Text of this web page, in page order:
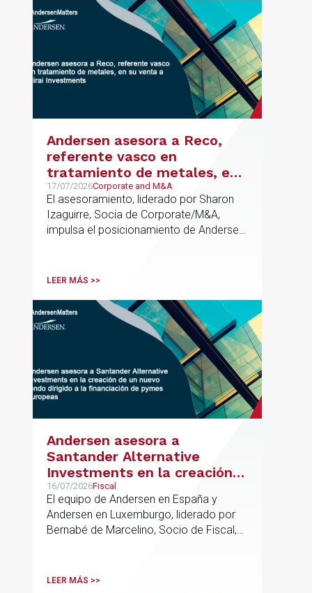
metodología propia de gestión de
riesgos de IA y se alinea con la
estrategia española de IA soberana
articulada en torno a ALIA.
Andersen asesora a Reco,
referente vasco en
tratamiento de metales, en
su venta a Mirai Investments
17/07/2026Corporate and M&A
El asesoramiento, liderado por Sharon
Izaguirre, Socia de Corporate/M&A,
impulsa el posicionamiento de Andersen
procesos estratégicos de M&A
LEER MÁS >>
Andersen asesora a
Santander Alternative
Investments en la creación
de un nuevo fondo dirigido a
la financiación de pymes
europeas
16/07/2026Fiscal
El equipo de Andersen en España y
Andersen en Luxemburgo, liderado por
Bernabé de Marcelino, Socio de Fiscal,
formación del fondo, hasta el primer
LEER MÁS >>